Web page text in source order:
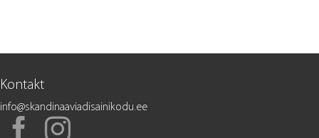
Kontakt
info@skandinaaviadisainikodu.ee